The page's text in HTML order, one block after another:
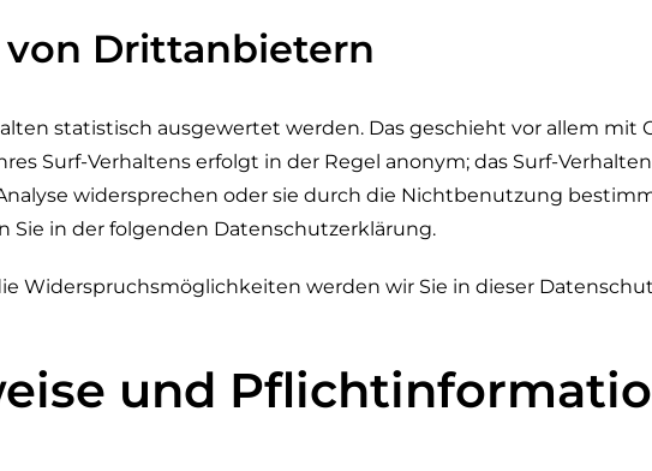
von Drittanbietern
statistisch ausgewertet werden. Das geschieht vor allem mit
Surf-Verhaltens erfolgt in der Regel anonym; das Surf-
widersprechen oder sie durch die Nichtbenutzung
in der folgenden Datenschutzerklärung.
Widerspruchsmöglichkeiten werden wir Sie in dieser
und